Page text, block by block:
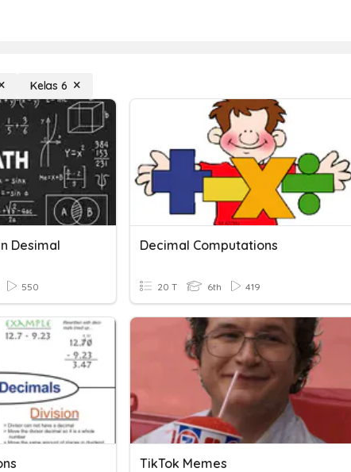
Kelas 6
Desimal
550
Decimal Computations
20 T 6th 419
TikTok Memes